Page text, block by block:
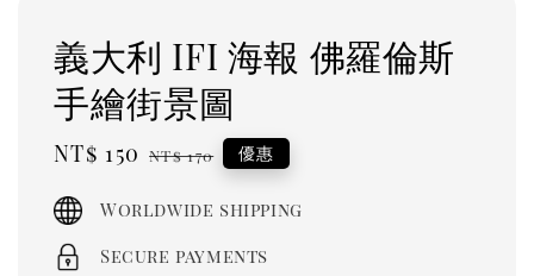
義大利 IFI 海報 佛羅倫斯
手繪街景圖
Sale
NT$ 150 Regular
NT$ 170 優惠
Worldwide shipping
Secure payments